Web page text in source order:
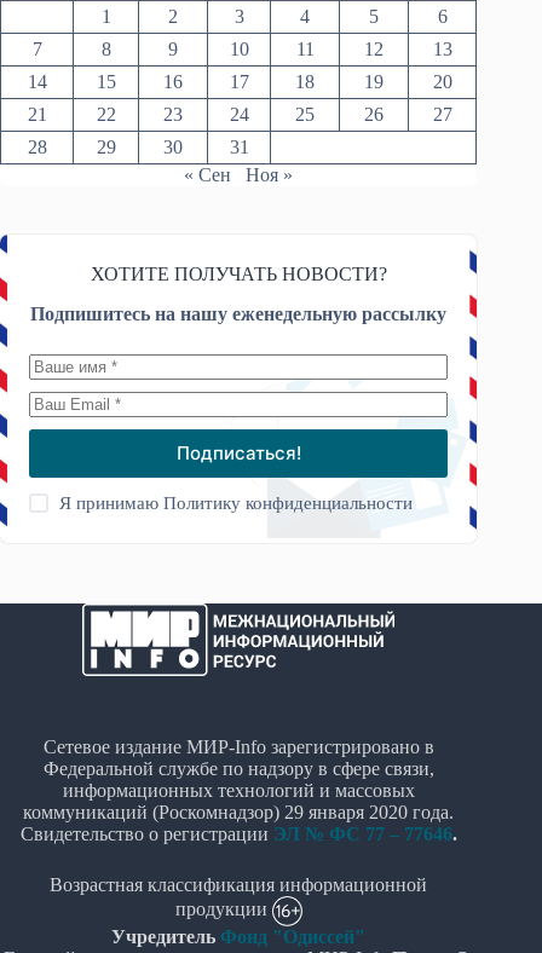
1
2 3 4 5
6
7
8 9 10 11 12
13
14
15 16 17 18 19
20
21
22 23 24 25 26
27
28
29 30
31
« Сен
Ноя »
ХОТИТЕ ПОЛУЧАТЬ НОВОСТИ?
Подпишитесь на нашу еженедельную рассылку
Подписаться!
Я принимаюПолитику конфиденциальности
Сетевое издание МИР-Info зарегистрировано в
Федеральной службе по надзору в сфере связи,
информационных технологий и массовых
коммуникаций (Роскомнадзор) 29 января 2020 года.
Свидетельство о регистрации ЭЛ № ФС 77 – 77646.
Возрастная классификация информационной
продукции
Учредитель Фонд "Одиссей"